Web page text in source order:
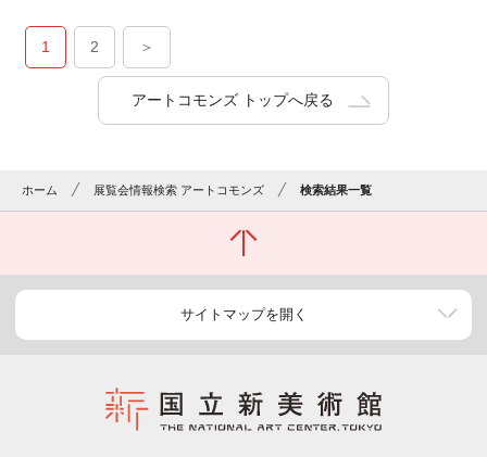
1 2 ＞
アートコモンズ トップへ戻る
ホーム 展覧会情報検索 アートコモンズ 検索結果一覧
サイトマップを開く